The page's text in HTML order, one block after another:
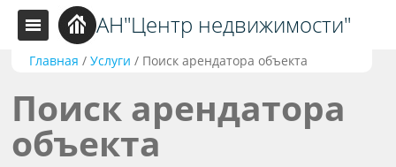
АН"Центр недвижимости"
Главная /Услуги / Поиск арендатора объекта
Поиск арендатора
объекта